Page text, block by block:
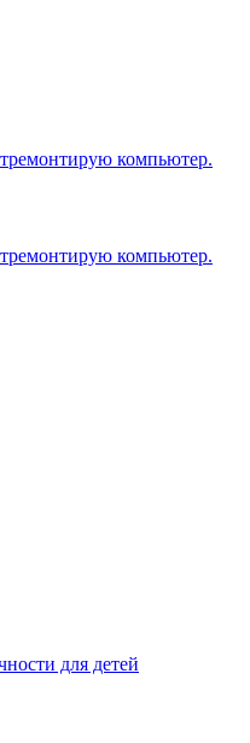
компьютер.
компьютер.
для детей